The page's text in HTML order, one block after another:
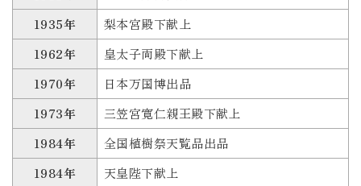
1935年
梨本宮殿下献上
1962年
皇太子両殿下献上
1970年
日本万国博出品
1973年
三笠宮寛仁親王殿下献上
1984年
全国植樹祭天覧品出品
1984年
天皇陛下献上